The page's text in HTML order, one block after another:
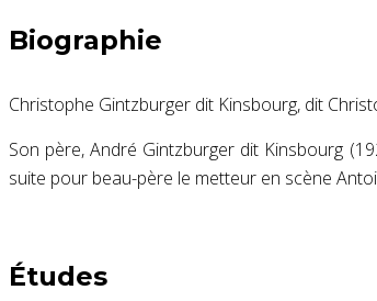
Biographie
Christophe Gintzburger dit Kinsbourg, dit
Son père, André Gintzburger dit Kinsbourg
suite pour beau-père le metteur en scène
Études